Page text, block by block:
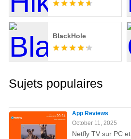
BlackHole
Sujets populaires
App Reviews
October 11, 2025
Netfly TV sur PC et